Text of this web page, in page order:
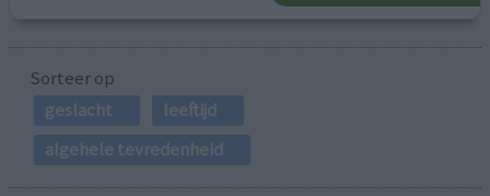
Sorteer op
geslacht
leeftijd
algehele tevredenheid